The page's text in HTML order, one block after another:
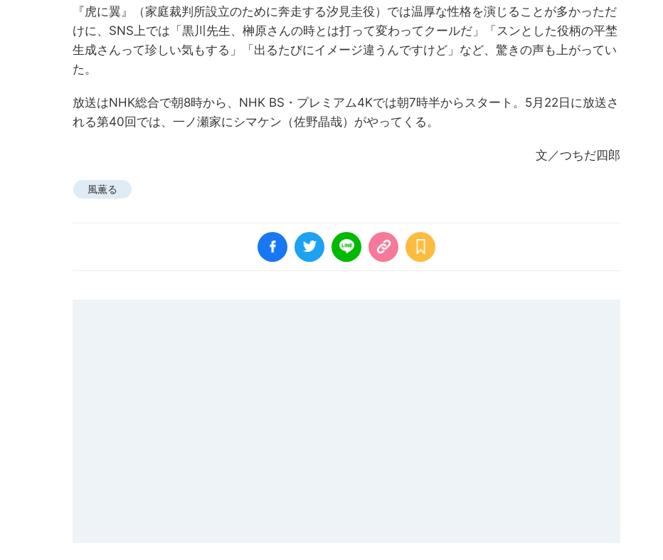
『虎に翼』（家庭裁判所設立のために奔走する汐見圭役）では温厚な性格を演じることが多かっただ
けに、SNS上では「黒川先生、榊原さんの時とは打って変わってクールだ」「スンとした役柄の平埜
生成さんって珍しい気もする」「出るたびにイメージ違うんですけど」など、驚きの声も上がってい
た。
放送はNHK総合で朝8時から、NHK BS・プレミアム4Kでは朝7時半からスタート。5月22日に放送さ
れる第40回では、一ノ瀬家にシマケン（佐野晶哉）がやってくる。
文／つちだ四郎
風薫る